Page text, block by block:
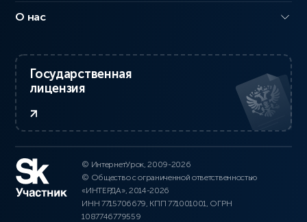
О нас
Государственная
лицензия
© ИнтернетУрок, 2009-2026
© Общество с ограниченной ответственностью
«ИНТЕРДА», 2014-2026
ИНН 7715706679, КПП 771001001, ОГРН
1087746779559